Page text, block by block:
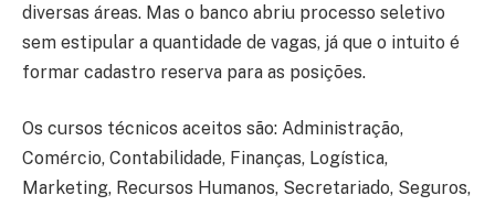
diversas áreas. Mas o banco abriu processo seletivo
sem estipular a quantidade de vagas, já que o intuito é
formar cadastro reserva para as posições.
Os cursos técnicos aceitos são: Administração,
Comércio, Contabilidade, Finanças, Logística,
Marketing, Recursos Humanos, Secretariado, Seguros,